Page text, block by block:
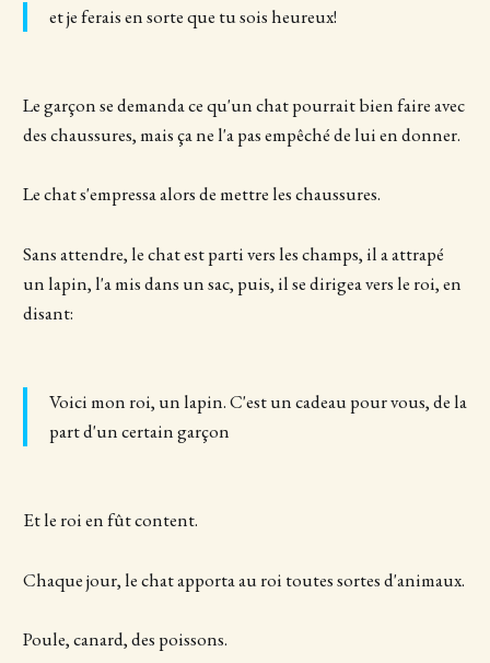
et je ferais en sorte que tu sois heureux!
Le garçon se demanda ce qu'un chat pourrait bien faire avec
des chaussures, mais ça ne l'a pas empêché de lui en donner.
Le chat s'empressa alors de mettre les chaussures.
Sans attendre, le chat est parti vers les champs, il a attrapé
un lapin, l'a mis dans un sac, puis, il se dirigea vers le roi, en
disant:
Voici mon roi, un lapin. C'est un cadeau pour vous, de la
part d'un certain garçon
Et le roi en fût content.
Chaque jour, le chat apporta au roi toutes sortes d'animaux.
Poule, canard, des poissons.